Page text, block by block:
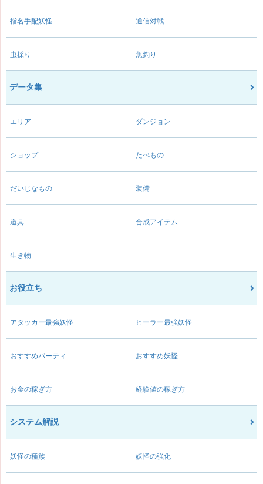
指名手配妖怪 通信対戦
虫採り 魚釣り
データ集
エリア ダンジョン
ショップ たべもの
だいじなもの 装備
道具 合成アイテム
生き物
お役立ち
アタッカー最強妖怪 ヒーラー最強妖怪
おすすめパーティ おすすめ妖怪
お金の稼ぎ方 経験値の稼ぎ方
システム解説
妖怪の種族 妖怪の強化